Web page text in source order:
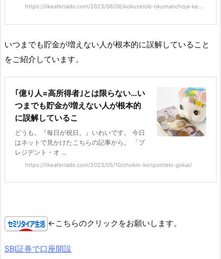
https://likeaferiado.com/2023/06/06/kokuzeiob-okumanchoja-ke...
いつまでも貯金が増えない人が根本的に誤解していること
をご紹介しています。
｢億り人=高所得者｣とは限らない…い
つまでも貯金が増えない人が根本的
に誤解しているこ
どうも。『毎日が祝日。』いわいです。 今日
はネットで見かけたこちらの記事から。 「プ
レジデント・オ ...
https://likeaferiado.com/2023/05/10/chokin-konponteki-gokai/
←こちらのクリックをお願いします。
SBI証券で口座開設